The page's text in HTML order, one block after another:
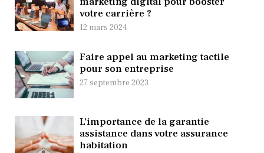
votre carrière ?
12 mars 2024
Faire appel au marketing tactile
pour son entreprise
27 septembre 2023
L’importance de la garantie
assistance dans votre assurance
habitation